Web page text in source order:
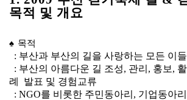
목적 및 개요
♠ 목적
: 부산과 부산의 길을 사랑하는 모든 이들
: 부산의 아름다운 길 조성, 관리, 홍보,
례 발표 및 경험교류
: NGO를 비롯한 주민동아리, 기업동아